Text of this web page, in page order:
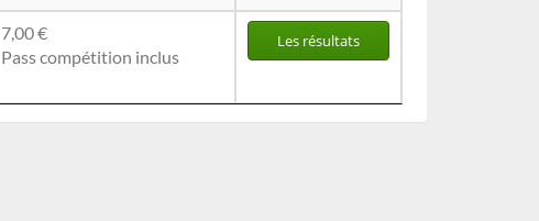
7,00 €
Pass compétition inclus
Les résultats